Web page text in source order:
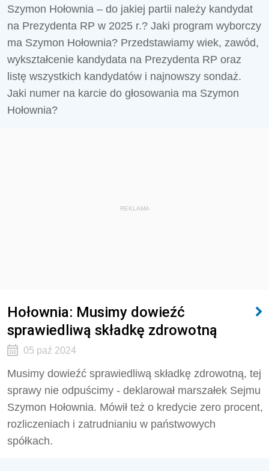
Szymon Hołownia – do jakiej partii należy kandydat
na Prezydenta RP w 2025 r.? Jaki program wyborczy
ma Szymon Hołownia? Przedstawiamy wiek, zawód,
wykształcenie kandydata na Prezydenta RP oraz
listę wszystkich kandydatów i najnowszy sondaż.
Jaki numer na karcie do głosowania ma Szymon
Hołownia?
REKLAMA
Hołownia: Musimy dowieźć
sprawiedliwą składkę zdrowotną
05 paź 2024
Musimy dowieźć sprawiedliwą składkę zdrowotną, tej
sprawy nie odpuścimy - deklarował marszałek Sejmu
Szymon Hołownia. Mówił też o kredycie zero procent,
rozliczeniach i zatrudnianiu w państwowych
spółkach.